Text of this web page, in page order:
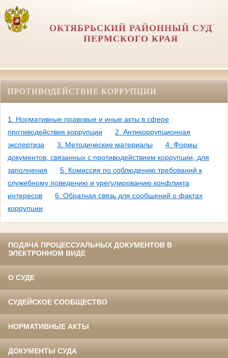
ОКТЯБРЬСКИЙ РАЙОННЫЙ СУД
ПЕРМСКОГО КРАЯ
ПРОТИВОДЕЙСТВИЕ КОРРУПЦИИ
1. Нормативные правовые и иные акты в сфере
противодействия коррупции
2. Антикоррупционная
экспертиза
3. Методические материалы
4. Формы
документов, связанных с противодействием коррупции, для
заполнения
5. Комиссия по соблюдению требований к
служебному поведению и урегулированию конфликта
интересов
6. Обратная связь для сообщений о фактах
коррупции
ПОДАЧА ПРОЦЕССУАЛЬНЫХ ДОКУМЕНТОВ В
ЭЛЕКТРОННОМ ВИДЕ
О СУДЕ
СУДЕЙСКОЕ СООБЩЕСТВО
НОРМАТИВНЫЕ АКТЫ
ДОКУМЕНТЫ СУДА